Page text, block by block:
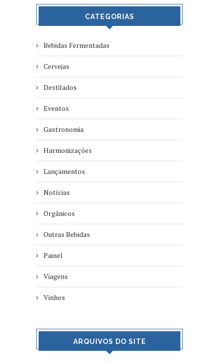
CATEGORIAS
Bebidas Fermentadas
Cervejas
Destilados
Eventos
Gastronomia
Harmonizações
Lançamentos
Notícias
Orgânicos
Outras Bebidas
Painel
Viagens
Vinhos
ARQUIVOS DO SITE